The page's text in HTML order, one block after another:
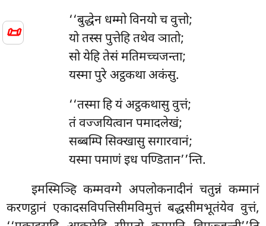
📜
‘‘बुद्धेन धम्मो विनयो च वुत्तो;
यो तस्स पुत्तेहि तथेव ञातो;
सो येहि तेसं मतिमच्चजन्ता;
यस्मा पुरे अट्ठकथा अकंसु.
‘‘तस्मा हि यं अट्ठकथासु वुत्तं;
तं वज्जयित्वान पमादलेखं;
सब्बम्पि सिक्खासु सगारवानं;
यस्मा पमाणं इध पण्डितान’’न्ति.
इमस्मिञ्हि कम्मवग्गे अपलोकनादीनं चतुन्नं कम्मानं
करणट्ठानं एकादसविपत्तिसीमविमुत्तं बद्धसीमभूतंयेव वुत्तं,